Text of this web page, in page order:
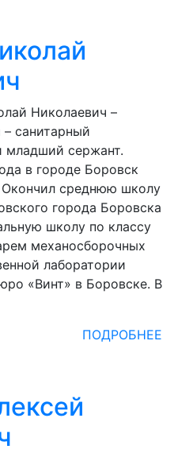
Николаевич –
санитарный
младший сержант.
в городе Боровск
среднюю школу
города Боровска
школу по классу
механосборочных
лаборатории
«Винт» в Боровске. В
ПОДРОБНЕЕ